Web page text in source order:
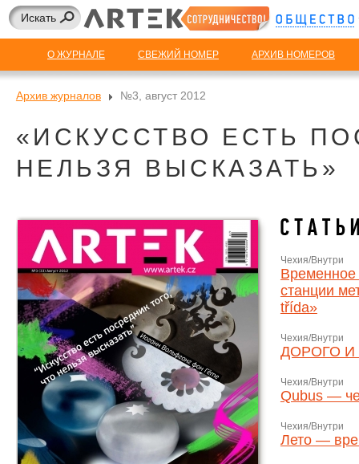
О ЖУРНАЛЕ СВЕЖИЙ НОМЕР АРХИВ НОМЕРОВ
Архив журналов №3, август 2012
«ИСКУССТВО ЕСТЬ
НЕЛЬЗЯ ВЫСКАЗАТЬ»
Чехия/Внутри
Временное
станции
třída»
Чехия/Внутри
ДОРОГО И
Чехия/Внутри
Qubus —
Чехия/Внутри
Лето —